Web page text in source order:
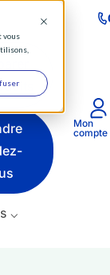
vous
Mon
compte
⌵